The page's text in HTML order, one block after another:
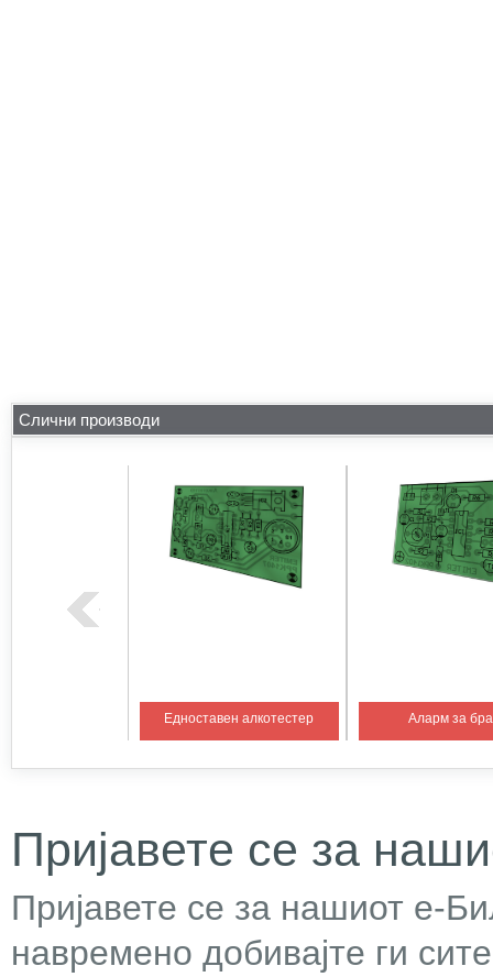
Слични производи
Едноставен алкотестер Аларм за
Пријавете се за
Пријавете се за нашиот е-
навремено добивајте ги